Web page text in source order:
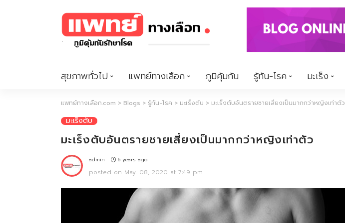
สุขภาพทั่วไป แพทย์ทางเลือก ภูมิคุ้มกัน รู้ทัน-โรค มะเร็ง
แพทย์ทางเลือก.com > Blogs > รู้ทัน-โรค > มะเร็งตับ > มะเร็งตับอันตรายชายเสี่ยงเป็นมากกว่าหญิงเท่าตัว
มะเร็งตับ
มะเร็งตับอันตรายชายเสี่ยงเป็นมากกว่าหญิงเท่าตัว
admin 6 years ago
posted on May. 08, 2020 at 7:49 pm